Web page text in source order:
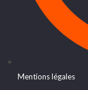
Mentions légales